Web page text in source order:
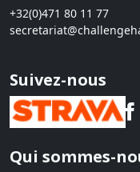
+32(0)471 80 11 77
Suivez-nous
Qui sommes-